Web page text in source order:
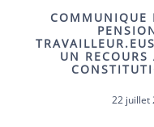
COMMUNIQUE
UN RECOURS
22 juillet